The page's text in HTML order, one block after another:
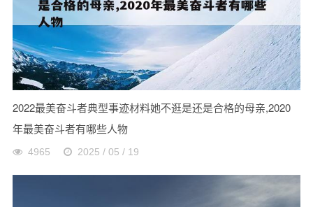
2022最美奋斗者典型事迹材料她不逛是还是合格的母亲,2020
年最美奋斗者有哪些人物
4965 2025 / 05 / 19